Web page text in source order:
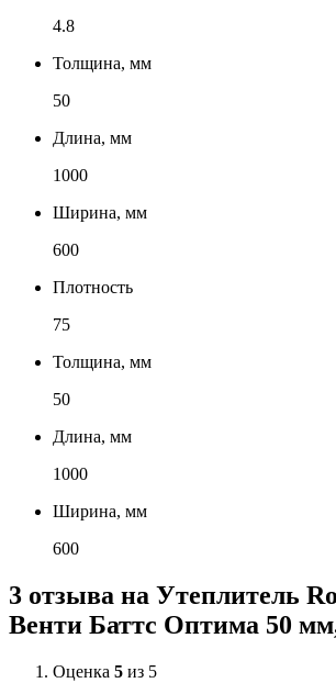
4.8
Толщина, мм
50
Длина, мм
1000
Ширина, мм
600
Плотность
75
Толщина, мм
50
Длина, мм
1000
Ширина, мм
600
3 отзыва на Утеплитель
Венти Баттс Оптима 50
Оценка 5 из 5